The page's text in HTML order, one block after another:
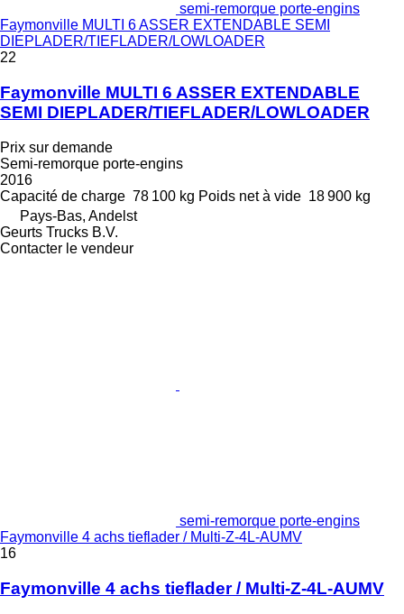
semi-remorque porte-engins
Faymonville MULTI 6 ASSER EXTENDABLE SEMI
DIEPLADER/TIEFLADER/LOWLOADER
22
Faymonville MULTI 6 ASSER EXTENDABLE
SEMI DIEPLADER/TIEFLADER/LOWLOADER
Prix sur demande
Semi-remorque porte-engins
2016
Capacité de charge 78 100 kg Poids net à vide 18 900 kg
Pays-Bas, Andelst
Geurts Trucks B.V.
Contacter le vendeur
semi-remorque porte-engins
Faymonville 4 achs tieflader / Multi-Z-4L-AUMV
16
Faymonville 4 achs tieflader / Multi-Z-4L-AUMV